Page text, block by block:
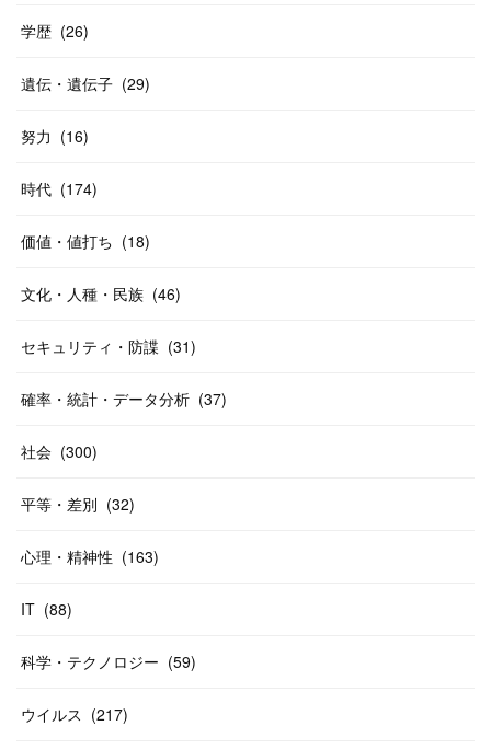
学歴 (26)
遺伝・遺伝子 (29)
努力 (16)
時代 (174)
価値・値打ち (18)
文化・人種・民族 (46)
セキュリティ・防諜 (31)
確率・統計・データ分析 (37)
社会 (300)
平等・差別 (32)
心理・精神性 (163)
IT (88)
科学・テクノロジー (59)
ウイルス (217)